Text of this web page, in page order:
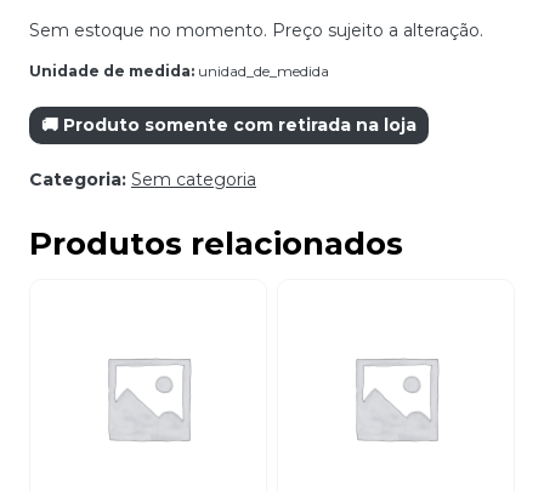
Sem estoque no momento. Preço sujeito a alteração.
Unidade de medida: unidad_de_medida
🚚 Produto somente com retirada na loja
Categoria: Sem categoria
Produtos relacionados